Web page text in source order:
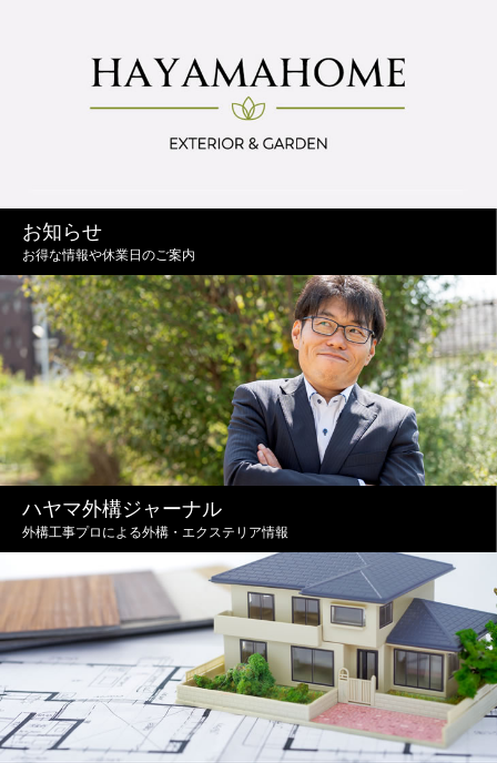
お知らせ
お得な情報や休業日のご案内
ハヤマ外構ジャーナル
外構工事プロによる外構・エクステリア情報